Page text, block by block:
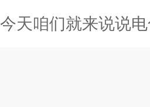
今天咱们就来说说电化学氧